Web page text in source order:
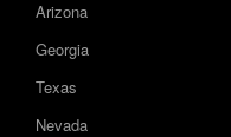
Arizona
Georgia
Texas
Nevada